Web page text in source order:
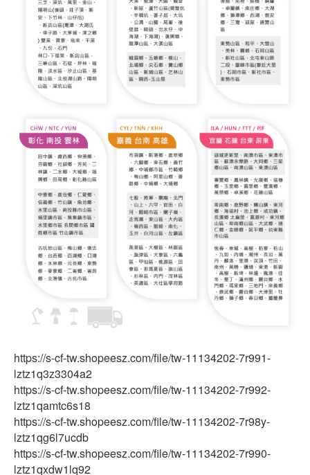
https://s-cf-tw.shopeesz.com/file/tw-11134202-7r991-
lztz1q3z3304a2
https://s-cf-tw.shopeesz.com/file/tw-11134202-7r992-
lztz1qamtc6s18
https://s-cf-tw.shopeesz.com/file/tw-11134202-7r98y-
lztz1qg6l7ucdb
https://s-cf-tw.shopeesz.com/file/tw-11134202-7r990-
lztz1qxdw1lq92